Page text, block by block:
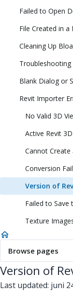
Failed to Open
File Created in
Cleaning Up
Troubleshooting
Blank Dialog or
Revit Importer
No Valid 3D
Active Revit
Cannot Create
Conversion
Version of
Failed to Save
Texture
Browse pages
Version of
Last updated: juni